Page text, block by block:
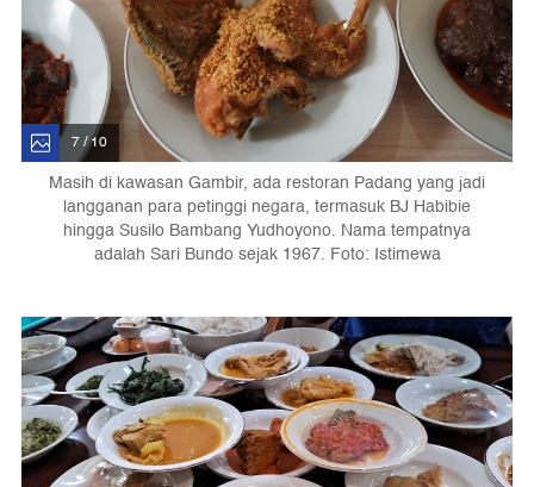
7 / 10
Masih di kawasan Gambir, ada restoran Padang yang jadi
langganan para petinggi negara, termasuk BJ Habibie
hingga Susilo Bambang Yudhoyono. Nama tempatnya
adalah Sari Bundo sejak 1967. Foto: Istimewa